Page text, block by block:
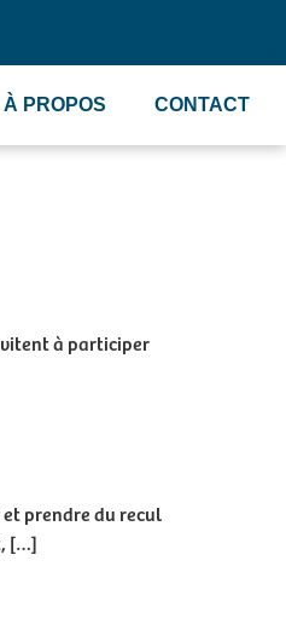
À PROPOS CONTACT
à participer
et prendre du recul
[…]